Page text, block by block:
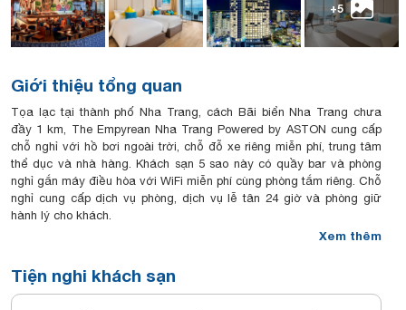
+5
Giới thiệu tổng quan
Tọa lạc tại thành phố Nha Trang, cách Bãi biển Nha Trang chưa
đầy 1 km, The Empyrean Nha Trang Powered by ASTON cung cấp
chỗ nghỉ với hồ bơi ngoài trời, chỗ đỗ xe riêng miễn phí, trung tâm
thể dục và nhà hàng. Khách sạn 5 sao này có quầy bar và phòng
nghỉ gắn máy điều hòa với WiFi miễn phí cùng phòng tắm riêng. Chỗ
nghỉ cung cấp dịch vụ phòng, dịch vụ lễ tân 24 giờ và phòng giữ
hành lý cho khách.
Phòng nghỉ tại The Empyrean Nha Trang Powered by ASTON có TV
đun nước và ban công. Một số phòng nhìn ra thành phố.
Chỗ nghỉ phục vụ bữa sáng kiểu Mỹ hoặc bữa sáng kiểu Á.
Trong số các điểm tham quan nổi tiếng gần The Empyrean Nha
Xem thêm
Tiện nghi khách sạn